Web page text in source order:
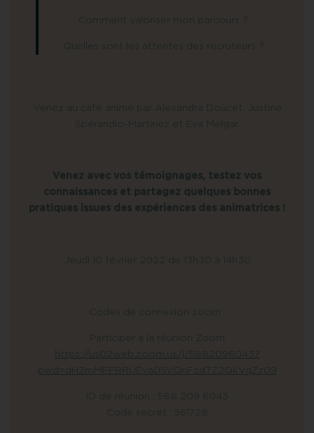
Comment valoriser mon parcours ?
Quelles sont les attentes des recruteurs ?
Venez au café animé par Alexandra Doucet, Justine
Spérandio-Martinez et Eva Melgar.
Venez avec vos témoignages, testez vos
connaissances et partagez quelques bonnes
pratiques issues des expériences des animatrices !
Jeudi 10 février 2022 de 13h30 à 14h30
Codes de connexion zoom :
Participer à la réunion Zoom
https://us02web.zoom.us/j/5882096043?
pwd=dHZmMFFBRUEva05VQnFzdTZ2QkVqZz09
ID de réunion : 588 209 6043
Code secret : 561728